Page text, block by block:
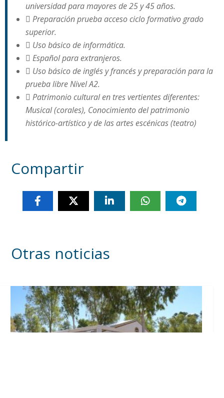
universidad para mayores de 25 y 45 años.
 Preparación prueba acceso ciclo formativo grado
superior.
 Uso básico de informática.
 Español para extranjeros.
 Uso básico de inglés y francés y preparación para la
prueba libre Nivel A2.
 Patrimonio cultural en tres vertientes diferentes:
Musical (corales), Conocimiento del patrimonio
histórico-artístico y de las artes escénicas (teatro)
Compartir
Otras noticias